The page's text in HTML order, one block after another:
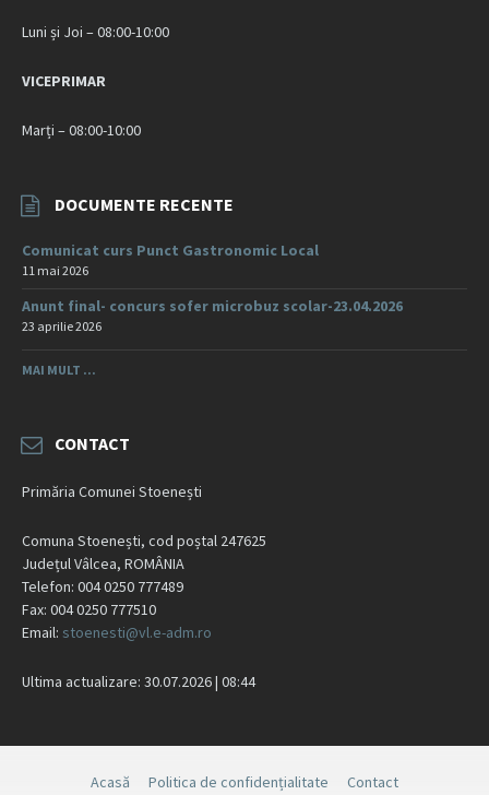
Luni și Joi – 08:00-10:00
VICEPRIMAR
Marți – 08:00-10:00
DOCUMENTE RECENTE
Comunicat curs Punct Gastronomic Local
11 mai 2026
Anunt final- concurs sofer microbuz scolar-23.04.2026
23 aprilie 2026
MAI MULT ...
CONTACT
Primăria Comunei Stoenești
Comuna Stoenești, cod poștal 247625
Județul Vâlcea, ROMÂNIA
Telefon: 004 0250 777489
Fax: 004 0250 777510
Email: stoenesti@vl.e-adm.ro
Ultima actualizare: 30.07.2026 | 08:44
Acasă Politica de confidențialitate Contact